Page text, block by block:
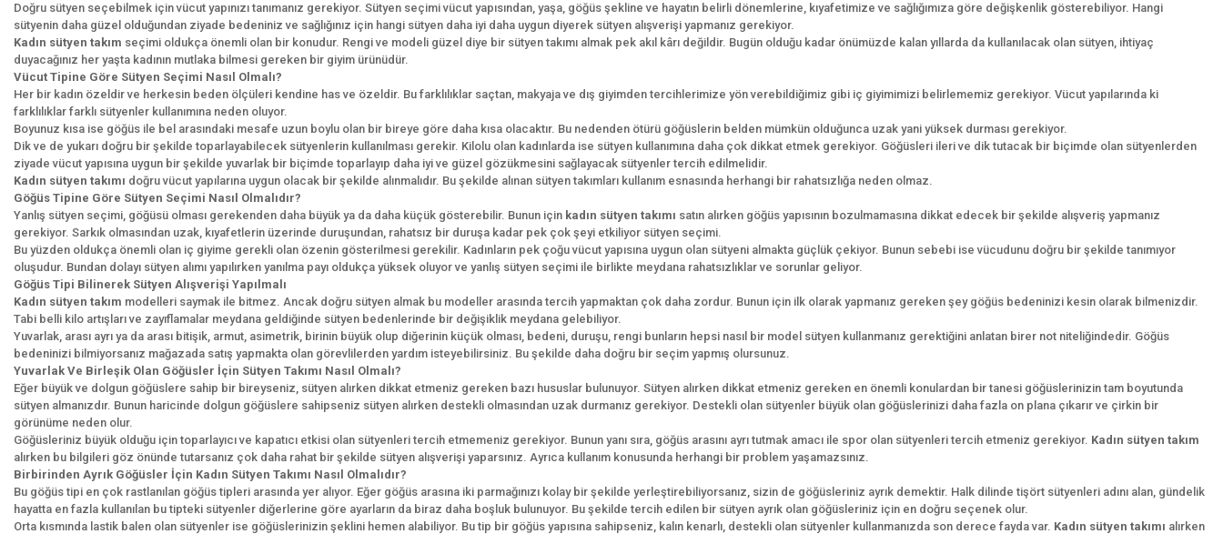
Doğru sütyen seçebilmek için vücut yapınızı tanımanız gerekiyor. Sütyen seçimi vücut yapısından, yaşa, göğüs şekline ve hayatın belirli dönemlerine, kıyafetimize ve sağlığımıza göre değişkenlik gösterebiliyor. Hangi
sütyenin daha güzel olduğundan ziyade bedeniniz ve sağlığınız için hangi sütyen daha iyi daha uygun diyerek sütyen alışverişi yapmanız gerekiyor.
Kadın sütyen takım seçimi oldukça önemli olan bir konudur. Rengi ve modeli güzel diye bir sütyen takımı almak pek akıl kârı değildir. Bugün olduğu kadar önümüzde kalan yıllarda da kullanılacak olan sütyen, ihtiyaç
duyacağınız her yaşta kadının mutlaka bilmesi gereken bir giyim ürünüdür.
Vücut Tipine Göre Sütyen Seçimi Nasıl Olmalı?
Her bir kadın özeldir ve herkesin beden ölçüleri kendine has ve özeldir. Bu farklılıklar saçtan, makyaja ve dış giyimden tercihlerimize yön verebildiğimiz gibi iç giyimimizi belirlememiz gerekiyor. Vücut yapılarında ki
farklılıklar farklı sütyenler kullanımına neden oluyor.
Boyunuz kısa ise göğüs ile bel arasındaki mesafe uzun boylu olan bir bireye göre daha kısa olacaktır. Bu nedenden ötürü göğüslerin belden mümkün olduğunca uzak yani yüksek durması gerekiyor.
Dik ve de yukarı doğru bir şekilde toparlayabilecek sütyenlerin kullanılması gerekir. Kilolu olan kadınlarda ise sütyen kullanımına daha çok dikkat etmek gerekiyor. Göğüsleri ileri ve dik tutacak bir biçimde olan sütyenlerden
ziyade vücut yapısına uygun bir şekilde yuvarlak bir biçimde toparlayıp daha iyi ve güzel gözükmesini sağlayacak sütyenler tercih edilmelidir.
Kadın sütyen takımı doğru vücut yapılarına uygun olacak bir şekilde alınmalıdır. Bu şekilde alınan sütyen takımları kullanım esnasında herhangi bir rahatsızlığa neden olmaz.
Göğüs Tipine Göre Sütyen Seçimi Nasıl Olmalıdır?
Yanlış sütyen seçimi, göğüsü olması gerekenden daha büyük ya da daha küçük gösterebilir. Bunun için kadın sütyen takımı satın alırken göğüs yapısının bozulmamasına dikkat edecek bir şekilde alışveriş yapmanız
gerekiyor. Sarkık olmasından uzak, kıyafetlerin üzerinde duruşundan, rahatsız bir duruşa kadar pek çok şeyi etkiliyor sütyen seçimi.
Bu yüzden oldukça önemli olan iç giyime gerekli olan özenin gösterilmesi gerekilir. Kadınların pek çoğu vücut yapısına uygun olan sütyeni almakta güçlük çekiyor. Bunun sebebi ise vücudunu doğru bir şekilde tanımıyor
oluşudur. Bundan dolayı sütyen alımı yapılırken yanılma payı oldukça yüksek oluyor ve yanlış sütyen seçimi ile birlikte meydana rahatsızlıklar ve sorunlar geliyor.
Göğüs Tipi Bilinerek Sütyen Alışverişi Yapılmalı
Kadın sütyen takım modelleri saymak ile bitmez. Ancak doğru sütyen almak bu modeller arasında tercih yapmaktan çok daha zordur. Bunun için ilk olarak yapmanız gereken şey göğüs bedeninizi kesin olarak bilmenizdir.
Tabi belli kilo artışları ve zayıflamalar meydana geldiğinde sütyen bedenlerinde bir değişiklik meydana gelebiliyor.
Yuvarlak, arası ayrı ya da arası bitişik, armut, asimetrik, birinin büyük olup diğerinin küçük olması, bedeni, duruşu, rengi bunların hepsi nasıl bir model sütyen kullanmanız gerektiğini anlatan birer not niteliğindedir. Göğüs
bedeninizi bilmiyorsanız mağazada satış yapmakta olan görevlilerden yardım isteyebilirsiniz. Bu şekilde daha doğru bir seçim yapmış olursunuz.
Yuvarlak Ve Birleşik Olan Göğüsler İçin Sütyen Takımı Nasıl Olmalı?
Eğer büyük ve dolgun göğüslere sahip bir bireyseniz, sütyen alırken dikkat etmeniz gereken bazı hususlar bulunuyor. Sütyen alırken dikkat etmeniz gereken en önemli konulardan bir tanesi göğüslerinizin tam boyutunda
sütyen almanızdır. Bunun haricinde dolgun göğüslere sahipseniz sütyen alırken destekli olmasından uzak durmanız gerekiyor. Destekli olan sütyenler büyük olan göğüslerinizi daha fazla on plana çıkarır ve çirkin bir
görünüme neden olur.
Göğüsleriniz büyük olduğu için toparlayıcı ve kapatıcı etkisi olan sütyenleri tercih etmemeniz gerekiyor. Bunun yanı sıra, göğüs arasını ayrı tutmak amacı ile spor olan sütyenleri tercih etmeniz gerekiyor. Kadın sütyen takım
alırken bu bilgileri göz önünde tutarsanız çok daha rahat bir şekilde sütyen alışverişi yaparsınız. Ayrıca kullanım konusunda herhangi bir problem yaşamazsınız.
Birbirinden Ayrık Göğüsler İçin Kadın Sütyen Takımı Nasıl Olmalıdır?
Bu göğüs tipi en çok rastlanılan göğüs tipleri arasında yer alıyor. Eğer göğüs arasına iki parmağınızı kolay bir şekilde yerleştirebiliyorsanız, sizin de göğüsleriniz ayrık demektir. Halk dilinde tişört sütyenleri adını alan, gündelik
hayatta en fazla kullanılan bu tipteki sütyenler diğerlerine göre ayarların da biraz daha boşluk bulunuyor. Bu şekilde tercih edilen bir sütyen ayrık olan göğüsleriniz için en doğru seçenek olur.
Orta kısmında lastik balen olan sütyenler ise göğüslerinizin şeklini hemen alabiliyor. Bu tip bir göğüs yapısına sahipseniz, kalın kenarlı, destekli olan sütyenler kullanmanızda son derece fayda var. Kadın sütyen takımı alırken